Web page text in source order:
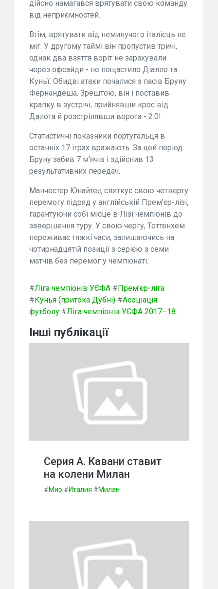
дійсно намагався врятувати свою команду
від неприємностей.
Втім, врятувати від неминучого італієць не
міг. У другому таймі він пропустив тричі,
однак два взяття воріт не зарахували
через офсайди - не пощастило Діалло та
Куньї. Обидві атаки почалися з пасів Бруну
Фернандеша. Зрештою, він і поставив
крапку в зустрічі, прийнявши крос від
Далота й розстрілявши ворота - 2:0!
Статистичні показники португальця в
останніх 17 іграх вражають. За цей період
Бруну забив 7 м'ячів і здійснив 13
результативних передач.
Манчестер Юнайтед святкує свою четверту
перемогу підряд у англійській Прем'єр-лізі,
гарантуючи собі місце в Лізі чемпіонів до
завершення туру. У свою чергу, Тоттенхем
переживає тяжкі часи, залишаючись на
чотирнадцятій позиції з серією з семи
матчів без перемог у чемпіонаті.
#Ліга чемпіонів УЄФА #Прем'єр-ліга
#Кунья (притока Дубні) #Асоціація
футболу #Ліга чемпіонів УЄФА 2017–18
Інші публікації
Серия А. Кавани ставит
на колени Милан
#Мир #Италия #Милан